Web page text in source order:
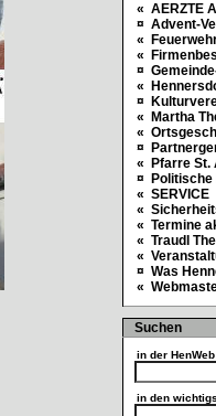
« AERZTE
¤ Advent-
«
«
¤
«
¤
« Martha
«
¤
« Pfarre St.
¤ Politische
« SERVICE
«
« Termine
« Traudl
«
¤ Was
«
Suchen
in der HenWeb
in den